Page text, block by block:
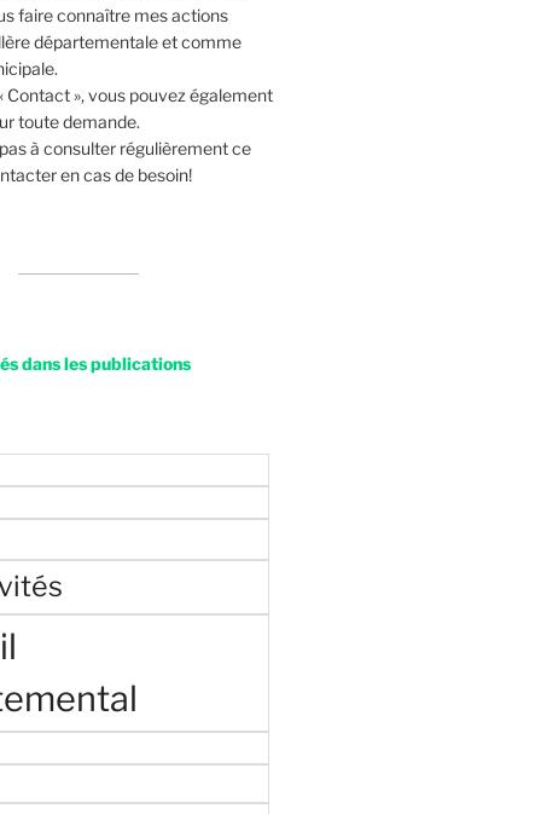
faire connaître mes actions
départementale et comme
Contact », vous pouvez également
toute demande.
à consulter régulièrement ce
en cas de besoin!
dans les publications